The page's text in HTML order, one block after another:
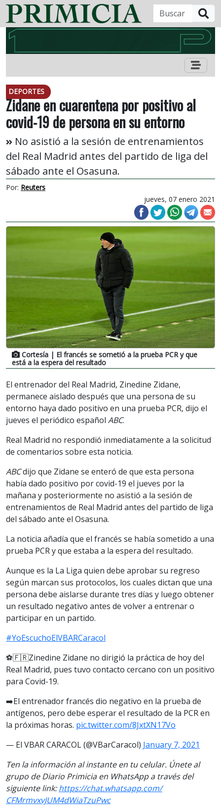
DEPORTES
Zidane en cuarentena por positivo al
covid-19 de persona en su entorno
No asistió a la sesión de entrenamientos
del Real Madrid antes del partido de liga del
sábado ante el Osasuna.
Por: Reuters
jueves, 07 enero 2021
Cortesía | El francés se sometió a la prueba PCR y que
está a la espera del resultado
El entrenador del Real Madrid, Zinedine Zidane,
permanece aislado después que una persona de su
entorno haya dado positivo en una prueba PCR, dijo el
jueves el periódico español ABC.
Real Madrid no respondió inmediatamente a la solicitud
de comentarios sobre esta noticia.
ABCdijo que Zidane se enteró de que esta persona
había dado positivo por covid-19 el jueves por la
mañana y posteriormente no asistió a la sesión de
entrenamientos de Real Madrid antes del partido de liga
del sábado ante el Osasuna.
La noticia añadía que el francés se había sometido a una
prueba PCR y que estaba a la espera del resultado.
Aunque es la La Liga quien debe aprobar su regreso
según marcan sus protocolos, los cuales dictan que una
persona debe aislarse durante tres días y luego obtener
un resultado negativo antes de volver a entrenar o
participar en un partido.
#YoEscuchoElVBARCaracol
⚽️🇫🇷Zinedine Zidane no dirigió la práctica de hoy del
Real Madrid, pues tuvo contacto cercano con un positivo
para Covid-19.
➡️El entrenador francés dio negativo en la prueba de
antígenos, pero debe esperar el resultado de la PCR en
la próximas horas. pic.twitter.com/8JxtXN17Vo
— El VBAR CARACOL (@VBarCaracol) January 7, 2021
Ten la información al instante en tu celular. Únete al
grupo de Diario Primicia en WhatsApp a través del
siguiente link:https://chat.whatsapp.com/
CFMrmvxvJUM4dWiaTzuPwc